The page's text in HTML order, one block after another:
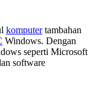
komputertambahan
Windows. Dengan
seperti Microsoft
software